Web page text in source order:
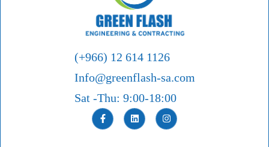
(+966) 12 614 1126
Info@greenflash-sa.com
Sat -Thu: 9:00-18:00